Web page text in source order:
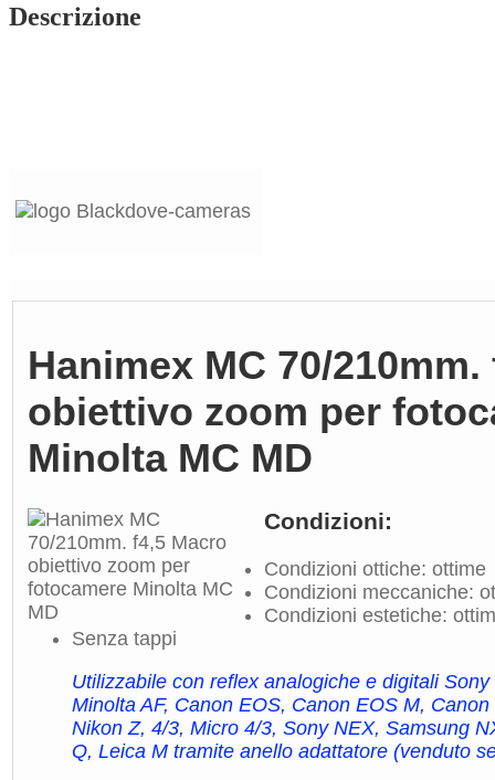
Descrizione
Hanimex MC 70/
obiettivo zoom per
Minolta MC MD
Condizioni:
Condizioni ottiche: ottime
Condizioni meccaniche:
Condizioni estetiche:
Senza tappi
Utilizzabile con reflex analogiche e digitali
Minolta AF, Canon EOS, Canon EOS M,
Nikon Z, 4/3, Micro 4/3, Sony NEX, Samsung
Q, Leica M tramite anello adattatore (venduto